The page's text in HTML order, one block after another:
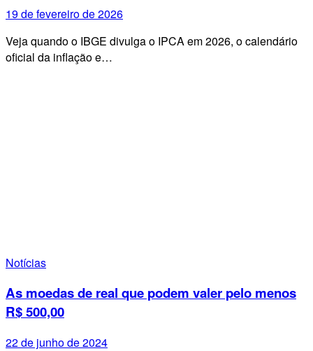
19 de fevereiro de 2026
Veja quando o IBGE divulga o IPCA em 2026, o calendário
oficial da inflação e…
Notícias
As moedas de real que podem valer pelo menos
R$ 500,00
22 de junho de 2024